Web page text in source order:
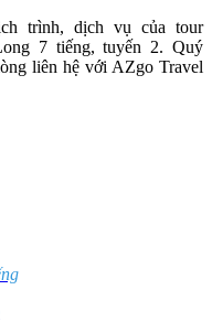
trình, dịch vụ của tour
7 tiếng, tuyến 2. Quý
liên hệ với AZgo Travel